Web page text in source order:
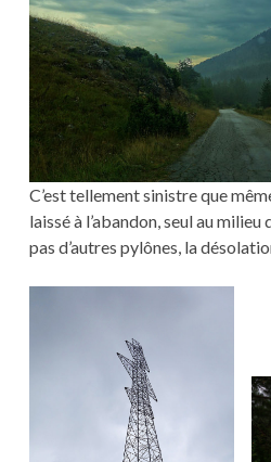
C’est tellement sinistre que
laissé à l’abandon, seul au
pas d’autres pylônes, la